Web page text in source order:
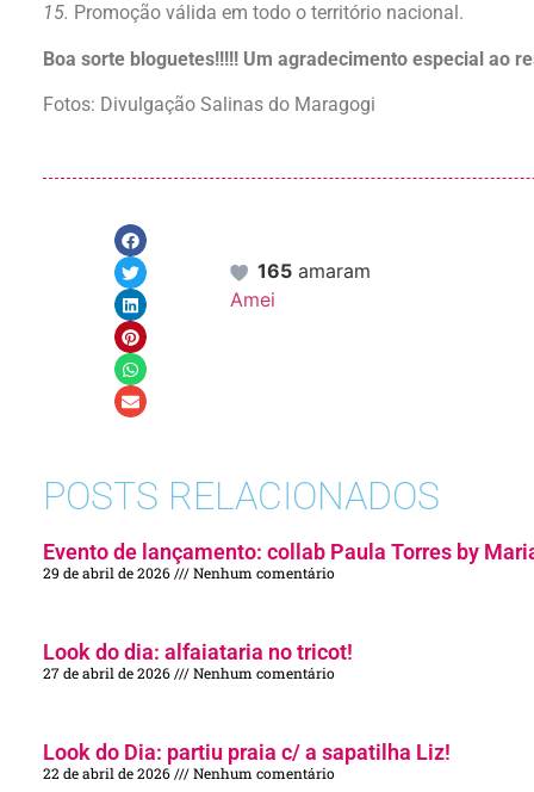
15. Promoção válida em todo o território nacional.
Boa sorte bloguetes!!!!! Um agradecimento especial ao
Fotos: Divulgação Salinas do Maragogi
165 amaram
Amei
POSTS RELACIONADOS
Evento de lançamento: collab Paula Torres by
29 de abril de 2026 Nenhum comentário
Look do dia: alfaiataria no tricot!
27 de abril de 2026 Nenhum comentário
Look do Dia: partiu praia c/ a sapatilha Liz!
22 de abril de 2026 Nenhum comentário